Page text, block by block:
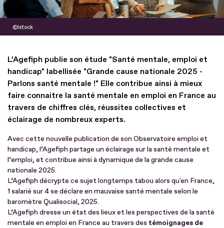
Istock
L’Agefiph publie son étude "Santé mentale, emploi et
handicap" labellisée "Grande cause nationale 2025 -
Parlons santé mentale !" Elle contribue ainsi à mieux
faire connaitre la santé mentale en emploi en France au
travers de chiffres clés, réussites collectives et
éclairage de nombreux experts.
Avec cette nouvelle publication de son Observatoire emploi et
handicap, l’Agefiph partage un éclairage sur la santé mentale et
l’emploi, et contribue ainsi à dynamique de la grande cause
nationale 2025.
L’Agefiph décrypte ce sujet longtemps tabou alors qu'en France,
1 salarié sur 4 se déclare en mauvaise santé mentale selon le
baromètre Qualisocial, 2025.
L’Agefiph dresse un état des lieux et les perspectives de la santé
mentale en emploi en France au travers des témoignages de